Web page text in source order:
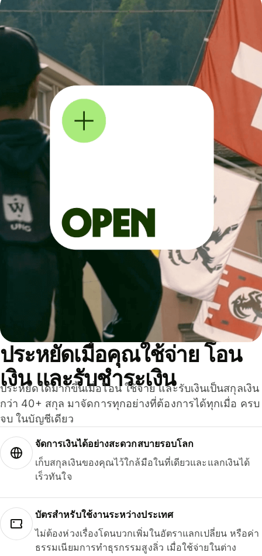
ประหยัดเมื่อคุณใช้จ่าย โอน
เงิน และรับชำระเงิน
ประหยัดได้มากขึ้นเมื่อโอน ใช้จ่าย และรับเงินเป็นสกุลเงิน
กว่า 40+ สกุล มาจัดการทุกอย่างที่ต้องการได้ทุกเมื่อ ครบ
จบ ในบัญชีเดียว
จัดการเงินได้อย่างสะดวกสบายรอบโลก
เก็บสกุลเงินของคุณไว้ใกล้มือในที่เดียวและแลกเงินได้
เร็วทันใจ
บัตรสำหรับใช้งานระหว่างประเทศ
ไม่ต้องห่วงเรื่องโดนบวกเพิ่มในอัตราแลกเปลี่ยน หรือค่า
ธรรมเนียมการทำธุรกรรมสูงลิ่ว เมื่อใช้จ่ายในต่าง